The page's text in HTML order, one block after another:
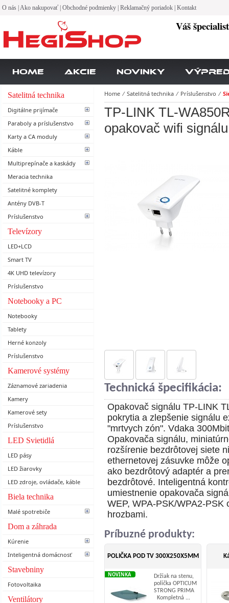
O nás Ako nakupovať Obchodné podmienky Reklamačný poriadok Kontakt
Váš
Home Akcie Novinky
Satelitná technika
Digitálne prijímače
Paraboly a príslušenstvo
Karty a CA moduly
Káble
Multiprepínače a kaskády
Meracia technika
Satelitné komplety
Antény DVB-T
Príslušenstvo
Televízory
LED+LCD
Smart TV
4K UHD televízory
Príslušenstvo
Notebooky a PC
Notebooky
Tablety
Herné konzoly
Príslušenstvo
Kamerové systémy
Záznamové zariadenia
Kamery
Kamerové sety
Príslušenstvo
LED Svietidlá
LED pásy
LED žiarovky
LED zdroje, ovládače, káble
Biela technika
Malé spotrebiče
Dom a záhrada
Kúrenie
Inteligentná domácnosť
Stavebniny
Fotovoltaika
Ventilátory
Home ⁄ Satelitná technika ⁄ Príslušenstvo ⁄
TP-LINK TL-
opakovač wifi signálu
Technická špecifikácia:
Opakovač signálu TP-LINK
pokrytia a zlepšenie signálu
"mrtvych zón". Vdaka
Opakovača signálu,
rozšírenie bezdrôtovej siete
ethernetovej zásuvke môže
ako bezdrôtový adaptér a
bezdrôtové. Inteligentná
umiestnenie opakovača
WEP, WPA-PSK/WPA2-
hrozbami.
Príbuzné produkty:
POLIČKA POD TV 300X250X5MM
NOVINKA
Držiak na stenu,
polička OPTICUM
STRONG PRIMA
Kompletná ...